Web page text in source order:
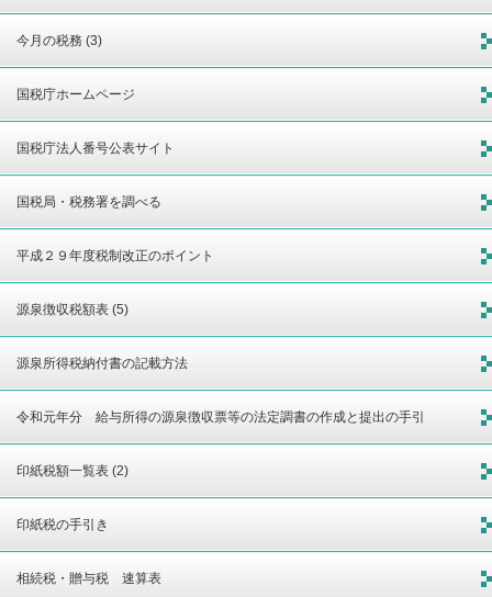
今月の税務 (3)
国税庁ホームページ
国税庁法人番号公表サイト
国税局・税務署を調べる
平成２９年度税制改正のポイント
源泉徴収税額表 (5)
源泉所得税納付書の記載方法
令和元年分 給与所得の源泉徴収票等の法定調書の作成と提出の手引
印紙税額一覧表 (2)
印紙税の手引き
相続税・贈与税 速算表